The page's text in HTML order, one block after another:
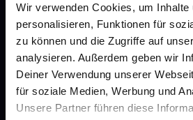
Wir verwenden Cookies, um Inhalte
personalisieren, Funktionen für
zu können und die Zugriffe auf
analysieren. Außerdem geben wir
Deiner Verwendung unserer
für soziale Medien, Werbung und
Unsere Partner führen diese
PAYBACK
gesund-versorger.de
Sanitätshäuser
Datenschutz
AGB